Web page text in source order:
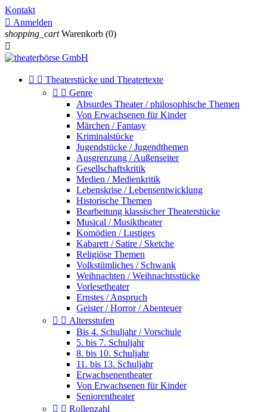
Kontakt
 Anmelden
shopping_cart Warenkorb (0)

  Theaterstücke und Theatertexte
  Genre
Absurdes Theater / philosophische Themen
Von Erwachsenen für Kinder
Märchen / Fantasy
Kriminalstücke
Jugendstücke / Jugendthemen
Ausgrenzung / Außenseiter
Gesellschaftskritik
Medien / Medienkritik
Lebenskrise / Lebensentwicklung
Historische Themen
Bearbeitung klassischer Theaterstücke
Musical / Musiktheater
Komödien / Lustiges
Kabarett / Satire / Sketche
Religiöse Themen
Volkstümliches / Schwank
Weihnachten / Weihnachtsstücke
Vorlesetheater
Ernstes / Anspruch
Geister / Horror / Abenteuer
  Altersstufen
Bis 4. Schuljahr / Vorschule
5. bis 7. Schuljahr
8. bis 10. Schuljahr
11. bis 13. Schuljahr
Erwachsenentheater
Von Erwachsenen für Kinder
Seniorentheater
  Rollenzahl